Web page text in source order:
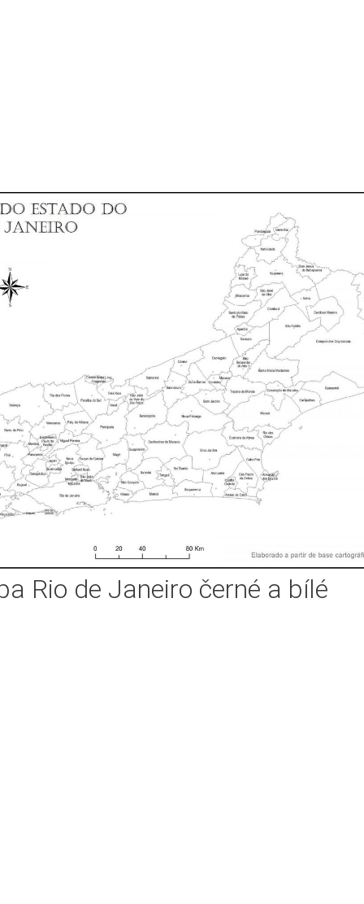
Rio de Janeiro černé a bílé